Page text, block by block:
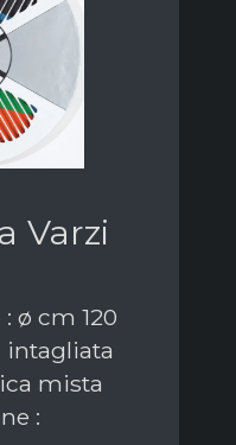
Varzi
ø cm 120
intagliata
mista
: